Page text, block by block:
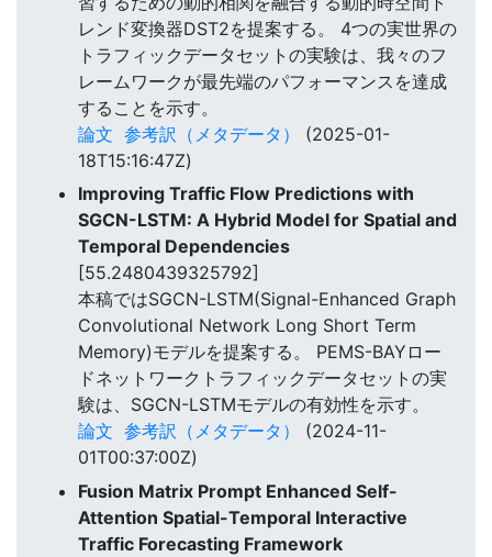
レンド変換器DST2を提案する。 4つの実世界の
トラフィックデータセットの実験は、我々のフ
レームワークが最先端のパフォーマンスを達成
することを示す。
論文 参考訳（メタデータ）
(2025-01-
18T15:16:47Z)
Improving Traffic Flow Predictions with
SGCN-LSTM: A Hybrid Model for Spatial and
Temporal Dependencies
[55.2480439325792]
本稿ではSGCN-LSTM(Signal-Enhanced Graph
Convolutional Network Long Short Term
Memory)モデルを提案する。 PEMS-BAYロー
ドネットワークトラフィックデータセットの実
験は、SGCN-LSTMモデルの有効性を示す。
論文 参考訳（メタデータ）
(2024-11-
01T00:37:00Z)
Fusion Matrix Prompt Enhanced Self-
Attention Spatial-Temporal Interactive
Traffic Forecasting Framework